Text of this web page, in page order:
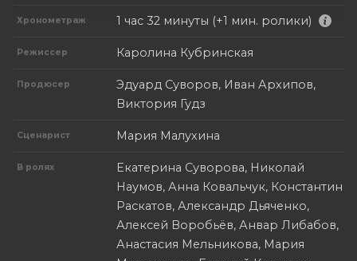
Хронометраж 1 час 32 минуты (+1 мин. ролики)
Режиссер Каролина Кубринская
Продюсер
Эдуард Суворов, Иван Архипов,
Виктория Гудз
Сценарист Мария Малухина
В ролях
Екатерина Суворова, Николай
Наумов, Анна Ковальчук, Константин
Раскатов, Александр Дьяченко,
Алексей Воробьёв, Анвар Либабов,
Анастасия Мельникова, Мария